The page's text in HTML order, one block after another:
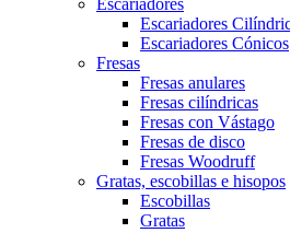
Escariadores
Escariadores Cónicos
Fresas
Fresas anulares
Fresas cilíndricas
Fresas con Vástago
Fresas de disco
Fresas Woodruff
Gratas, escobillas e hisopos
Escobillas
Gratas